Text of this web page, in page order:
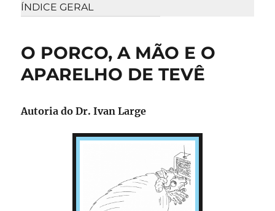
ÍNDICE GERAL
O PORCO, A MÃO E O
APARELHO DE TEVÊ
Autoria do Dr. Ivan Large